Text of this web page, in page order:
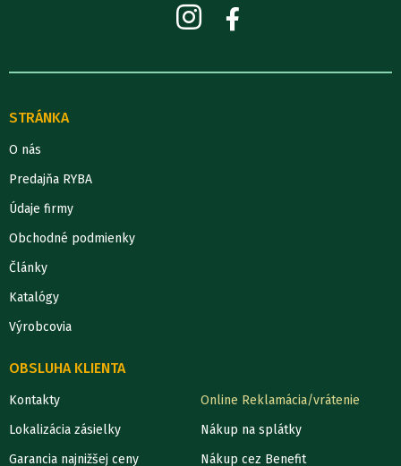
STRÁNKA
O nás
Predajňa RYBA
Údaje firmy
Obchodné podmienky
Články
Katalógy
Výrobcovia
OBSLUHA KLIENTA
Kontakty
Lokalizácia zásielky
Garancia najnižšej ceny
Online Reklamácia/vrátenie
Nákup na splátky
Nákup cez Benefit